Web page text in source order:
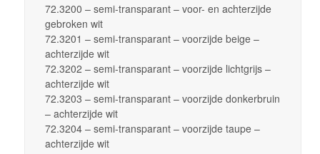
72.3200 – semi-transparant – voor- en achterzijde
gebroken wit
72.3201 – semi-transparant – voorzijde beige –
achterzijde wit
72.3202 – semi-transparant – voorzijde lichtgrijs –
achterzijde wit
72.3203 – semi-transparant – voorzijde donkerbruin
– achterzijde wit
72.3204 – semi-transparant – voorzijde taupe –
achterzijde wit